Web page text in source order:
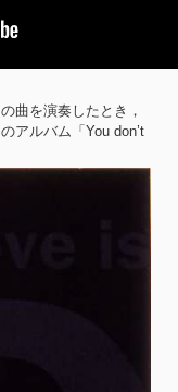
曲を演奏したとき，
アルバム「You don’t